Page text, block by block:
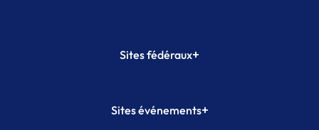
Sites fédéraux+
Plateforme Formation
Sites événements+